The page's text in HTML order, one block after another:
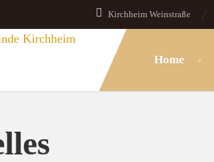
Kirchheim Weinstraße
Home